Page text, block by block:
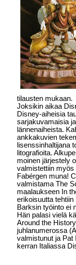
tilausten mukaan.
Joksikin aikaa
Disney-aiheisia
sarjakuvamaisia
lännenaiheista.
ankkakuvien
lisenssinhaltijana
litografioita.
moinen järjestely
valmistettiin myös
Fabérgen muna!
valmistama The
maalaukseen In
erikoisuutta tehtiin
Barksin työinto ei
Hän palasi vielä
Around the
juhlanumerossa
valmistunut ja Pat
kerran Italiassa